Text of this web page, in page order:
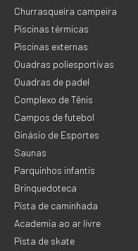
Churrasqueira campeira
Piscinas térmicas
Piscinas externas
Quadras poliesportivas
Quadras de padel
Complexo de Tênis
Campos de futebol
Ginásio de Esportes
Saunas
Parquinhos infantis
Brinquedoteca
Pista de caminhada
Academia ao ar livre
Pista de skate